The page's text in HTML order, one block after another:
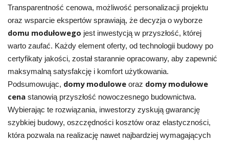
Transparentność cenowa, możliwość personalizacji projektu
oraz wsparcie ekspertów sprawiają, że decyzja o wyborze
domu modułowego jest inwestycją w przyszłość, której
warto zaufać. Każdy element oferty, od technologii budowy po
certyfikaty jakości, został starannie opracowany, aby zapewnić
maksymalną satysfakcję i komfort użytkowania.
Podsumowując, domy moduloweoraz domy modułowe
cenastanowią przyszłość nowoczesnego budownictwa.
Wybierając te rozwiązania, inwestorzy zyskują gwarancję
szybkiej budowy, oszczędności kosztów oraz elastyczności,
która pozwala na realizację nawet najbardziej wymagających